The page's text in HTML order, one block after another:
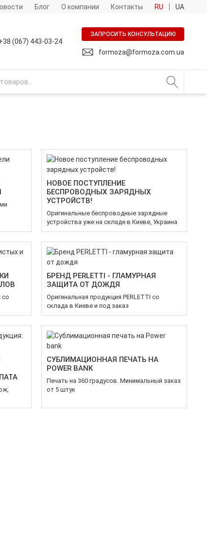
Блог О компании Контакты RU UA
(067) 443-03-24
ЗАПРОСИТЬ КОНСУЛЬТАЦИЮ
formoza@formoza.com.ua
НОВОЕ ПОСТУПЛЕНИЕ
БЕСПРОВОДНЫХ ЗАРЯДНЫХ
УСТРОЙСТВ!
Оригинальные беспроводные зарядные
устройства уже на складе в Киеве, Украина
со
БРЕНД PERLETTI - ГЛАМУРНАЯ
ЗАЩИТА ОТ ДОЖДЯ
Оригинальная продукция PERLETTI со
склада в Киеве и под заказ
СУБЛИМАЦИОННАЯ ПЕЧАТЬ НА
POWER BANK
Печать на 360 градусов. Минимальный заказ
от 5 штук